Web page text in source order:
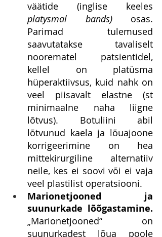
platysmal bands) osas.
Parimad tulemused
saavutatakse tavaliselt
noorematel patsientidel,
kellel on platüsma
hüperaktiivsus, kuid nahk on
veel piisavalt elastne (st
minimaalne naha liigne
lõtvus). Botuliini abil
lõtvunud kaela ja lõuajoone
korrigeerimine on hea
mittekirurgiline alternatiiv
neile, kes ei soovi või ei vaja
veel plastilist operatsiooni.
Marionetjooned ja
„Marionetjooned“ on
suunurkadest lõua poole